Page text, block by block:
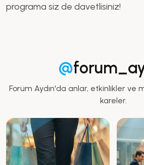
programa siz de davetlisiniz!
@
Forum Aydın'da anlar, etkinlikler ve
kareler.